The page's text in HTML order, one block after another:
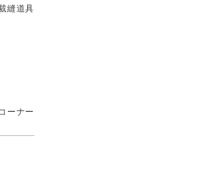
縫道具
ーナー